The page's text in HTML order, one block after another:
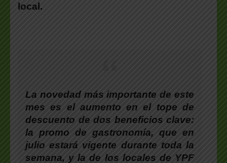
local.
La novedad más importante de este
mes es el aumento en el tope de
descuento de dos beneficios clave:
la promo de gastronomía, que en
julio estará vigente durante toda la
semana, y la de los locales de YPF